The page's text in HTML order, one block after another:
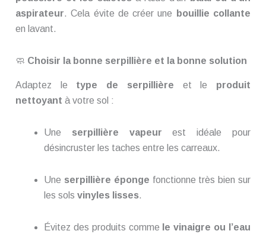
aspirateur. Cela évite de créer une
bouillie collante
en lavant.
🧼 Choisir la bonne serpillière et la bonne solution
Adaptez le type de serpillière et le produit
nettoyant à votre sol :
Une serpillière vapeur est idéale pour
désincruster les taches entre les carreaux.
Une serpillière éponge fonctionne très bien sur
les sols vinyles lisses.
Évitez des produits comme le vinaigre ou l’eau